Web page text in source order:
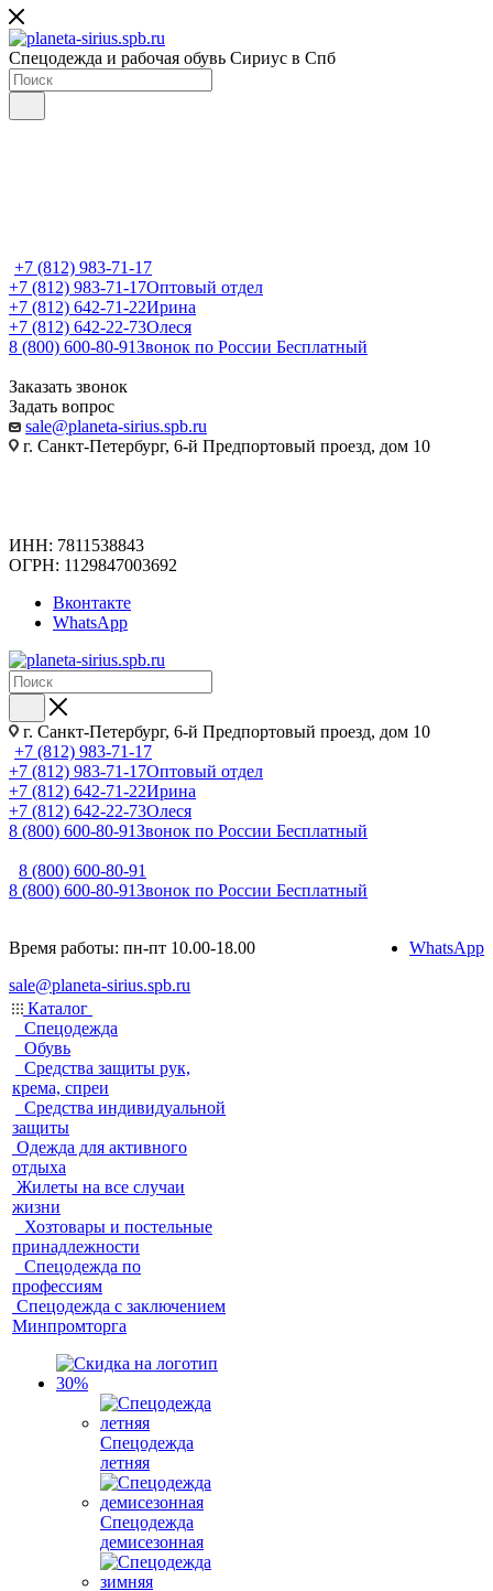
Спецодежда и рабочая обувь Сириус в Спб
+7 (812) 983-71-17
+7 (812) 983-71-17Оптовый отдел
+7 (812) 642-71-22Ирина
+7 (812) 642-22-73Олеся
8 (800) 600-80-91Звонок по России Бесплатный
Заказать звонок
Задать вопрос
sale@planeta-sirius.spb.ru
г. Санкт-Петербург, 6-й Предпортовый проезд, дом 10
ИНН: 7811538843
ОГРН: 1129847003692
Вконтакте
WhatsApp
г. Санкт-Петербург, 6-й Предпортовый проезд, дом 10
+7 (812) 983-71-17
+7 (812) 983-71-17Оптовый отдел
+7 (812) 642-71-22Ирина
+7 (812) 642-22-73Олеся
8 (800) 600-80-91Звонок по России Бесплатный
8 (800) 600-80-91
8 (800) 600-80-91Звонок по России Бесплатный
Время работы: пн-пт 10.00-18.00
sale@planeta-sirius.spb.ru
WhatsApp
Каталог
Спецодежда
Обувь
Средства защиты рук,
крема, спреи
Средства индивидуальной
защиты
Одежда для активного
отдыха
Жилеты на все случаи
жизни
Хозтовары и постельные
принадлежности
Спецодежда по
профессиям
Спецодежда с заключением
Минпромторга
Спецодежда
летняя
Спецодежда
демисезонная